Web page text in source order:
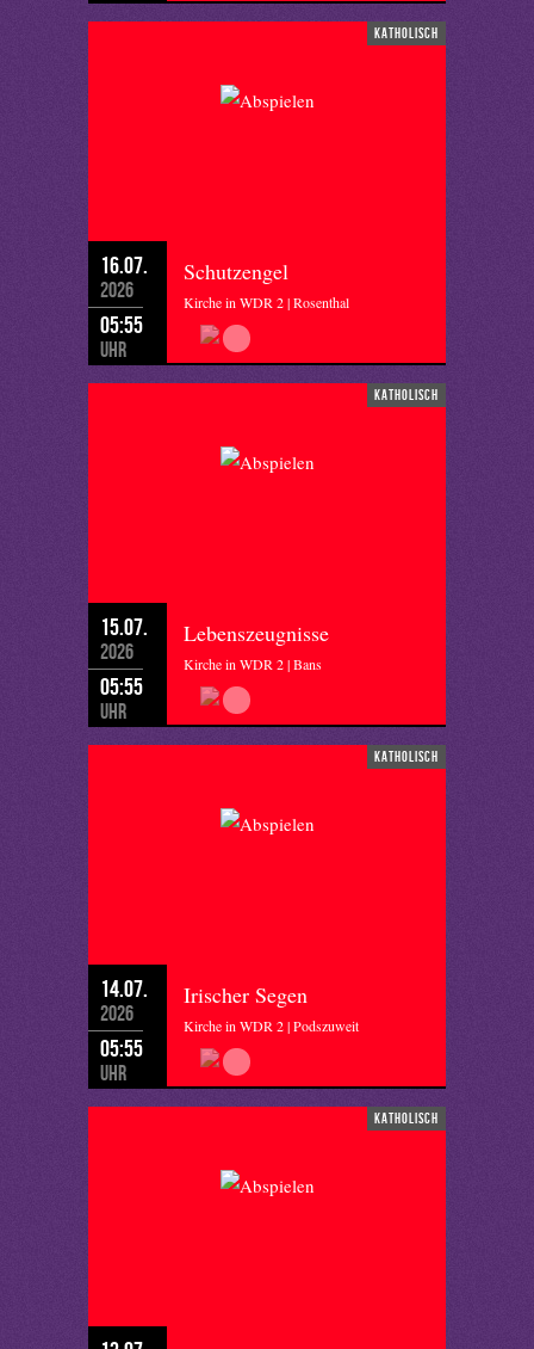
katholisch
16.07.
2026
05:55
Uhr
Schutzengel
Kirche in WDR 2 | Rosenthal
katholisch
15.07.
2026
05:55
Uhr
Lebenszeugnisse
Kirche in WDR 2 | Bans
katholisch
14.07.
2026
05:55
Uhr
Irischer Segen
Kirche in WDR 2 | Podszuweit
katholisch